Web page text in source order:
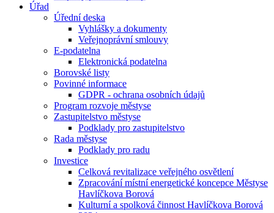
Úřad
Úřední deska
Vyhlášky a dokumenty
Veřejnoprávní smlouvy
E-podatelna
Elektronická podatelna
Borovské listy
Povinné informace
GDPR - ochrana osobních údajů
Program rozvoje městyse
Zastupitelstvo městyse
Podklady pro zastupitelstvo
Rada městyse
Podklady pro radu
Investice
Celková revitalizace veřejného osvětlení
Zpracování místní energetické koncepce Městyse
Havlíčkova Borová
Kulturní a spolková činnost Havlíčkova Borová